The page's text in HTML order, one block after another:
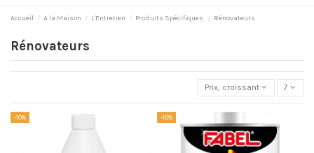
Accueil A la Maison L'Entretien Produits Spécifiques Rénovateurs
Rénovateurs
Prix, croissant 7
-10% -10%